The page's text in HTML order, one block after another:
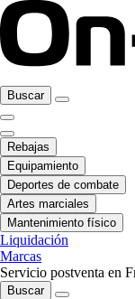
Buscar
Rebajas
Equipamiento
Deportes de combate
Artes marciales
Mantenimiento físico
Liquidación
Marcas
Servicio postventa en
Buscar